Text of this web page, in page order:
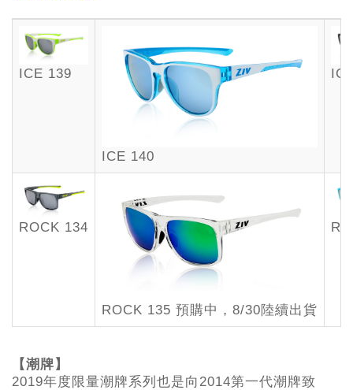
ICE 139
ICE 140
ROCK 134
ROCK 135 預購中，8/30陸續出貨
【潮牌】
2019年度限量潮牌系列也是向2014第一代潮牌致